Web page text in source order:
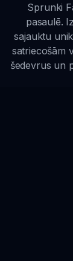
Sprunki
pasaulē.
sajauktu
satriecošām
šedevrus un